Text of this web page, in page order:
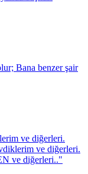
Bana benzer şair
ve diğerleri.
ve diğerleri.
ve diğerleri.."